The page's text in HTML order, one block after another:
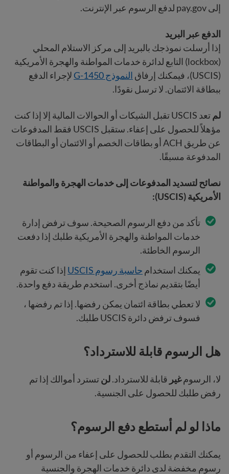
إلى pay.gov لدفع الرسوم عبر الإنترنت.
الدفع عبر البريد
إذا أرسلت نموذجك بالبريد إلى مركز الاستلام المحلي
(lockbox) التابع لدائرة خدمات المواطنة والهجرة الأمريكية
(USCIS)، فيمكنك إرفاق
النموذج G-1450
لإجراء الدفع
ببطاقة الائتمان. لا ترسل نقودًا.
لم
تعد USCIS تقبل الشيكات أو الحوالات المالية إلا إذا كنت
مؤهلاً للحصول على إعفاء. ستقبل USCIS فقط المدفوعات
عن طريق ACH أو بطاقات الخصم أو الائتمان أو البطاقات
المدفوعة مسبقًا.
نصائح لتسديد المدفوعات إلى خدمات الهجرة والمواطنة
الأمريكية (USCIS):
تأكد من دفع الرسوم الصحيحة. سوف ترفض إدارة
خدمات المواطنة والهجرة الأمريكية طلبك إذا دفعت
الرسوم الخاطئة.
يمكنك استخدام حاسبة رسوم USCIS
إذا كنت تقوم
أيضًا بتقديم نماذج أخرى. استخدم طريقة دفع واحدة.
لا تعطي بطاقة ائتمان يمكن رفضها. إذا تم رفضها ،
فسوف ترفض دائرة USCIS طلبك.
هل الرسوم قابلة للاسترداد؟
لا، الرسومغير قابلة للاسترداد.لنتسترد أموالك إذا تم
رفض طلبك للحصول على الجنسية.
ماذا لو لم أستطع دفع الرسوم؟
يمكنك التقدم بطلب للحصول على إعفاء من الرسوم أو
رسوم مخفضة لدى دائرة خدمات الهجرة والجنسية